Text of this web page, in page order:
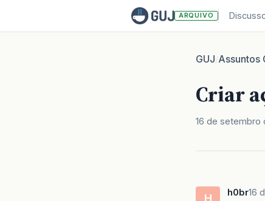
ARQUIVO
GUJ/Assuntos
Criar
16 de setembro
H h0br16